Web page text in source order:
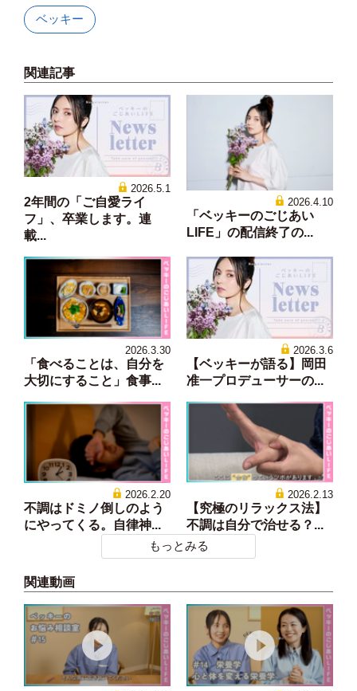
ベッキー
関連記事
2026.5.1
2年間の「ご自愛ライ
フ」、卒業します。連
載...
2026.4.10
「ベッキーのごじあい
LIFE」の配信終了の...
2026.3.30
「食べることは、自分を
大切にすること」食事...
2026.3.6
【ベッキーが語る】岡田
准一プロデューサーの...
2026.2.20
不調はドミノ倒しのよう
にやってくる。自律神...
2026.2.13
【究極のリラックス法】
不調は自分で治せる？...
もっとみる
関連動画